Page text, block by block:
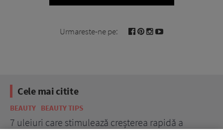
Urmareste-ne pe:
Cele mai citite
BEAUTY BEAUTY TIPS
7 uleiuri care stimulează creșterea rapidă a